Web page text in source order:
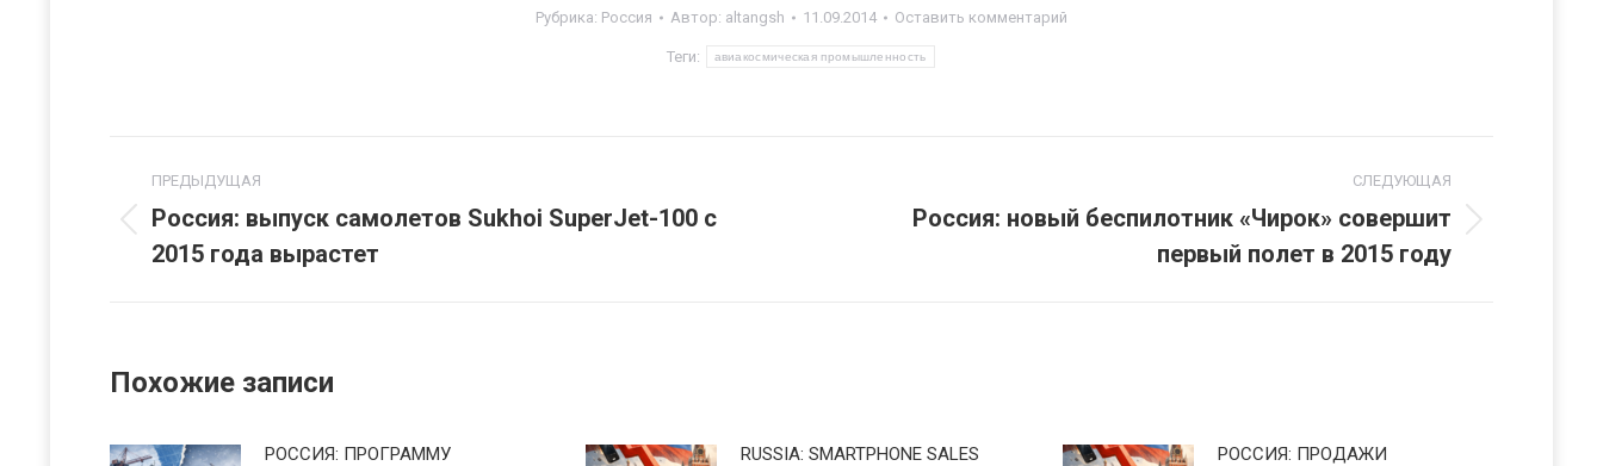
Рубрика: Россия Автор: altangsh 11.09.2014 Оставить комментарий
Теги: авиакосмическая промышленность
по
записям
ПРЕДЫДУЩАЯ
Предыдущая
запись:
Россия: выпуск самолетов Sukhoi SuperJet-100 с
2015 года вырастет
СЛЕДУЮЩАЯ
Следующая
Россия: новый беспилотник «Чирок» совершит
первый полет в 2015 году
Похожие записи
РОССИЯ: ПРОГРАММУ
RUSSIA: SMARTPHONE SALES
РОССИЯ: ПРОДАЖИ